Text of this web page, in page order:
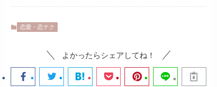
恋愛・恋テク
よかったらシェアしてね！